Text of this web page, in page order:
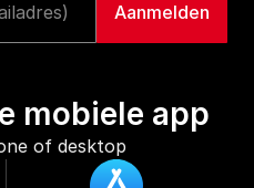
mobiele app
of desktop